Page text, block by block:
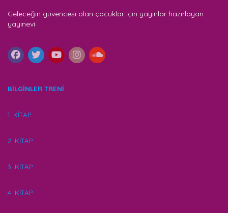
Geleceğin güvencesi olan çocuklar için yayınlar hazırlayan
yayınevi
BİLGİNLER TRENİ
1. KİTAP
2. KİTAP
3. KİTAP
4. KİTAP